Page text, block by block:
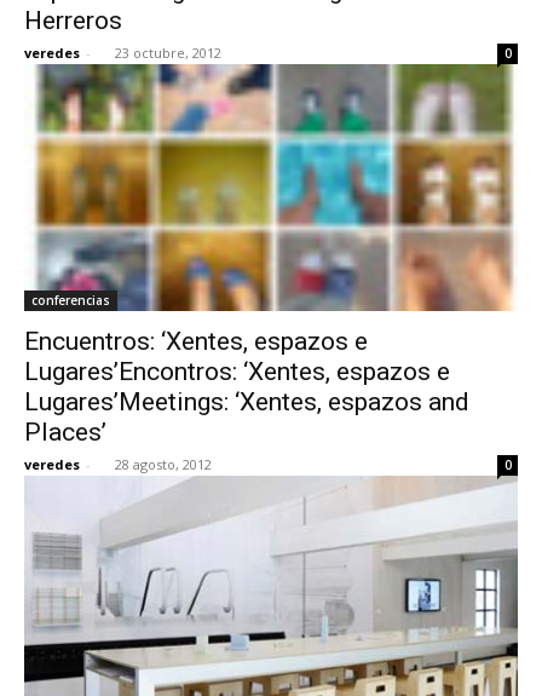
Herreros
veredes - 23 octubre, 2012 0
conferencias
Encuentros: ‘Xentes, espazos e
Lugares’Encontros: ‘Xentes, espazos e
Lugares’Meetings: ‘Xentes, espazos and
Places’
veredes - 28 agosto, 2012 0